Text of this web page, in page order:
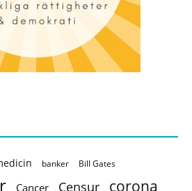
banker Bill Gates
Cancer Censur corona